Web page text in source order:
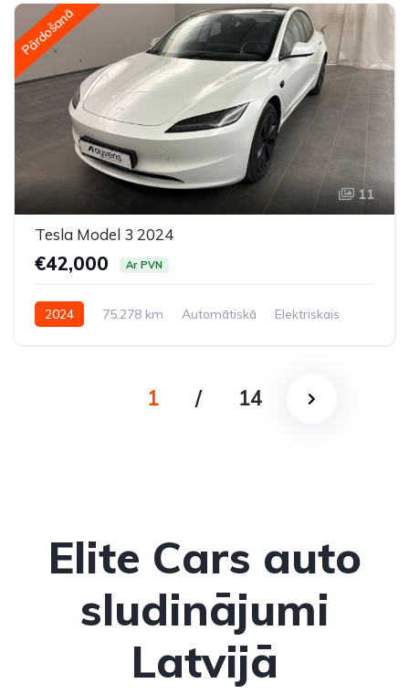
Pārdošanā
11
Tesla Model 3 2024
€42,000 Ar PVN
2024 75,278 km Automātiskā
Elektriskais
1 / 14
Elite Cars auto
sludinājumi
Latvijā